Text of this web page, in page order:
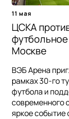
11 мая
ЦСКА
футбольное
Москве
ВЭБ Арена
рамках 30-го
футбола и
современного
яркое событие